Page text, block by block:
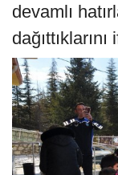
devamlı